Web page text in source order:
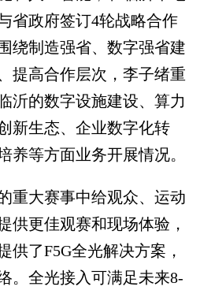
省政府签订4轮战略合作
绕制造强省、数字强省建
提高合作层次，李子绪重
沂的数字设施建设、算力
新生态、企业数字化转
养等方面业务开展情况。
大赛事中给观众、运动
供更佳观赛和现场体验，
供了F5G全光解决方案，
。全光接入可满足未来8-